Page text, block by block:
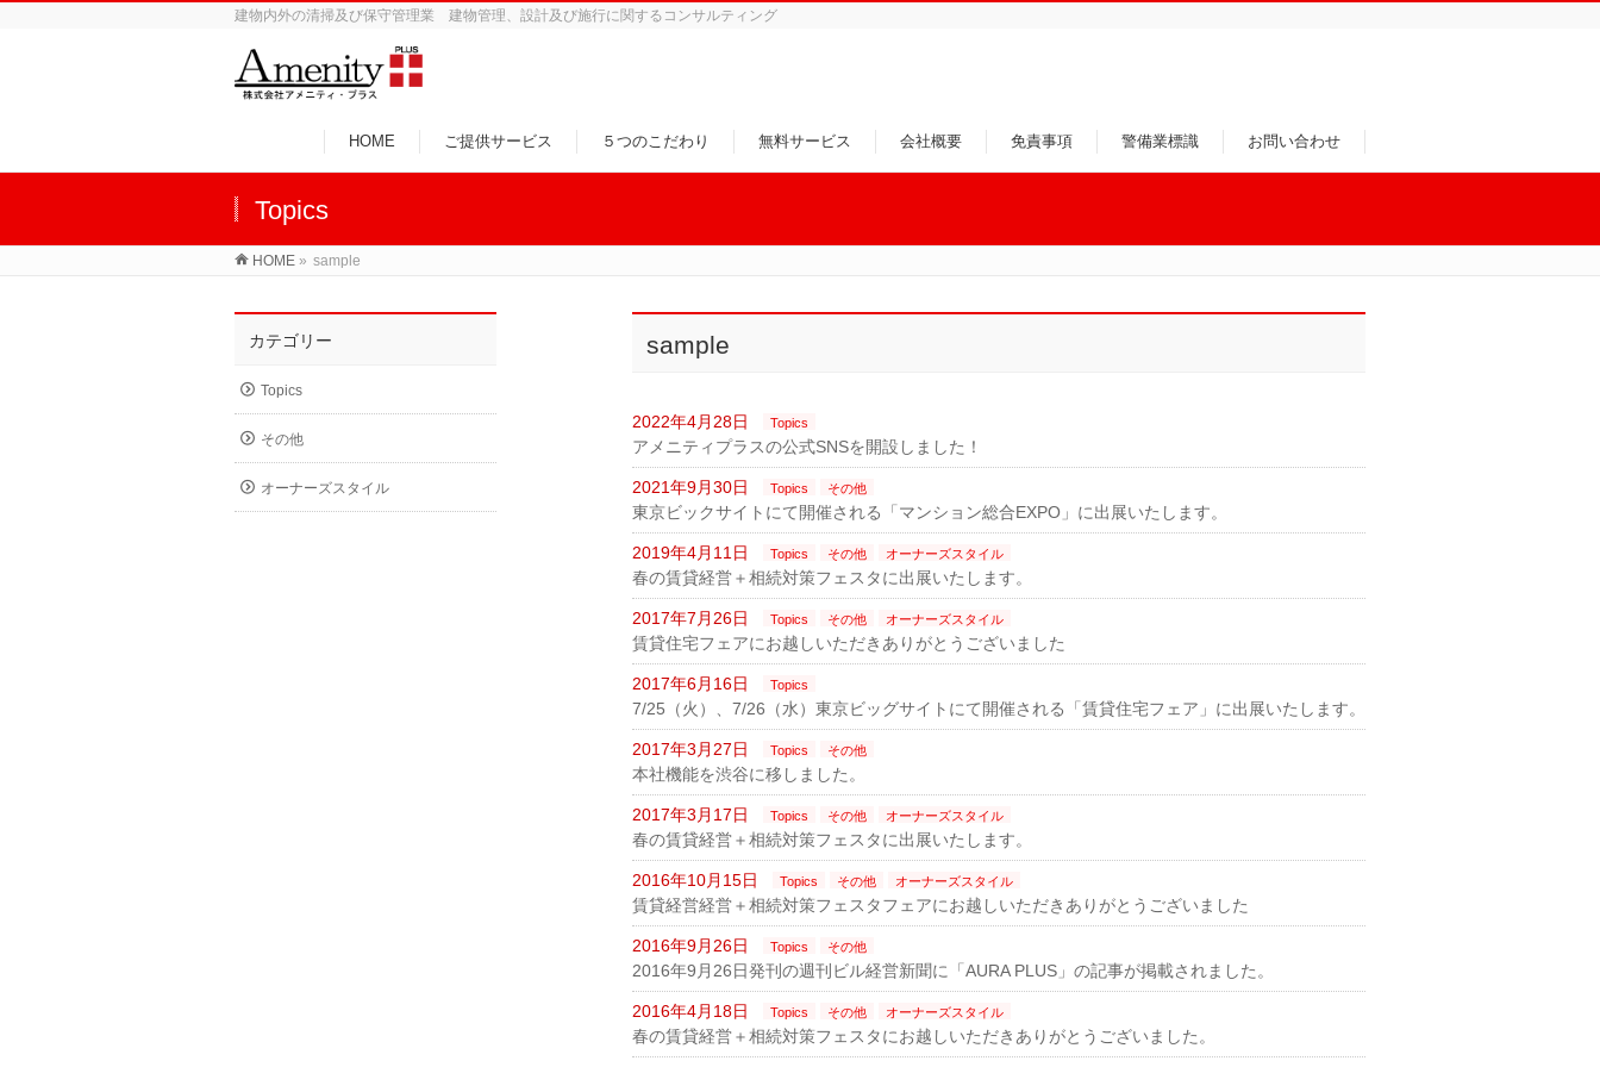
建物内外の清掃及び保守管理業 建物管理、設計及び施行に関するコンサルティング
HOME ご提供サービス ５つのこだわり 無料サービス 会社概要 免責事項 警備業標識 お問い合わせ
Topics
HOME » sample
sample
2022年4月28日 Topics
アメニティプラスの公式SNSを開設しました！
2021年9月30日 Topics その他
東京ビックサイトにて開催される「マンション総合EXPO」に出展いたします。
2019年4月11日 Topics その他 オーナーズスタイル
春の賃貸経営＋相続対策フェスタに出展いたします。
2017年7月26日 Topics その他 オーナーズスタイル
賃貸住宅フェアにお越しいただきありがとうございました
2017年6月16日 Topics
7/25（火）、7/26（水）東京ビッグサイトにて開催される「賃貸住宅フェア」に出展いたします。
2017年3月27日 Topics その他
本社機能を渋谷に移しました。
2017年3月17日 Topics その他 オーナーズスタイル
春の賃貸経営＋相続対策フェスタに出展いたします。
2016年10月15日 Topics その他 オーナーズスタイル
賃貸経営経営＋相続対策フェスタフェアにお越しいただきありがとうございました
2016年9月26日 Topics その他
2016年9月26日発刊の週刊ビル経営新聞に「AURA PLUS」の記事が掲載されました。
2016年4月18日 Topics その他 オーナーズスタイル
春の賃貸経営＋相続対策フェスタにお越しいただきありがとうございました。
カテゴリー
Topics
その他
オーナーズスタイル